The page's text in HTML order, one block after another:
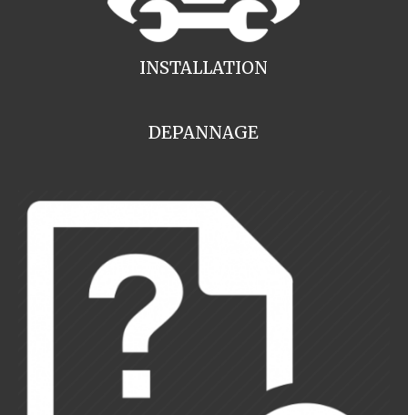
INSTALLATION
DEPANNAGE